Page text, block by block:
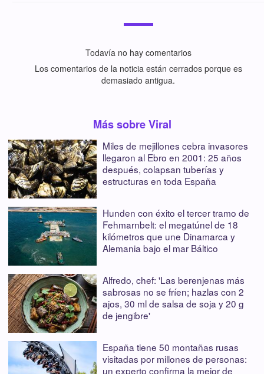
Todavía no hay comentarios
Los comentarios de la noticia están cerrados porque es
demasiado antigua.
Más sobre Viral
Miles de mejillones cebra invasores
llegaron al Ebro en 2001: 25 años
después, colapsan tuberías y
estructuras en toda España
Hunden con éxito el tercer tramo de
Fehmarnbelt: el megatúnel de 18
kilómetros que une Dinamarca y
Alemania bajo el mar Báltico
Alfredo, chef: 'Las berenjenas más
sabrosas no se fríen; hazlas con 2
ajos, 30 ml de salsa de soja y 20 g
de jengibre'
España tiene 50 montañas rusas
visitadas por millones de personas:
un experto confirma la mejor de